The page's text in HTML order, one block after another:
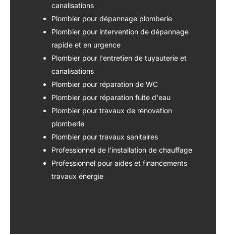
canalisations
Plombier pour dépannage plomberie
Plombier pour intervention de dépannage
rapide et en urgence
Plombier pour l'entretien de tuyauterie et
canalisations
Plombier pour réparation de WC
Plombier pour réparation fuite d'eau
Plombier pour travaux de rénovation
plomberie
Plombier pour travaux sanitaires
Professionnel de l'installation de chauffage
Professionnel pour aides et financements
travaux énergie